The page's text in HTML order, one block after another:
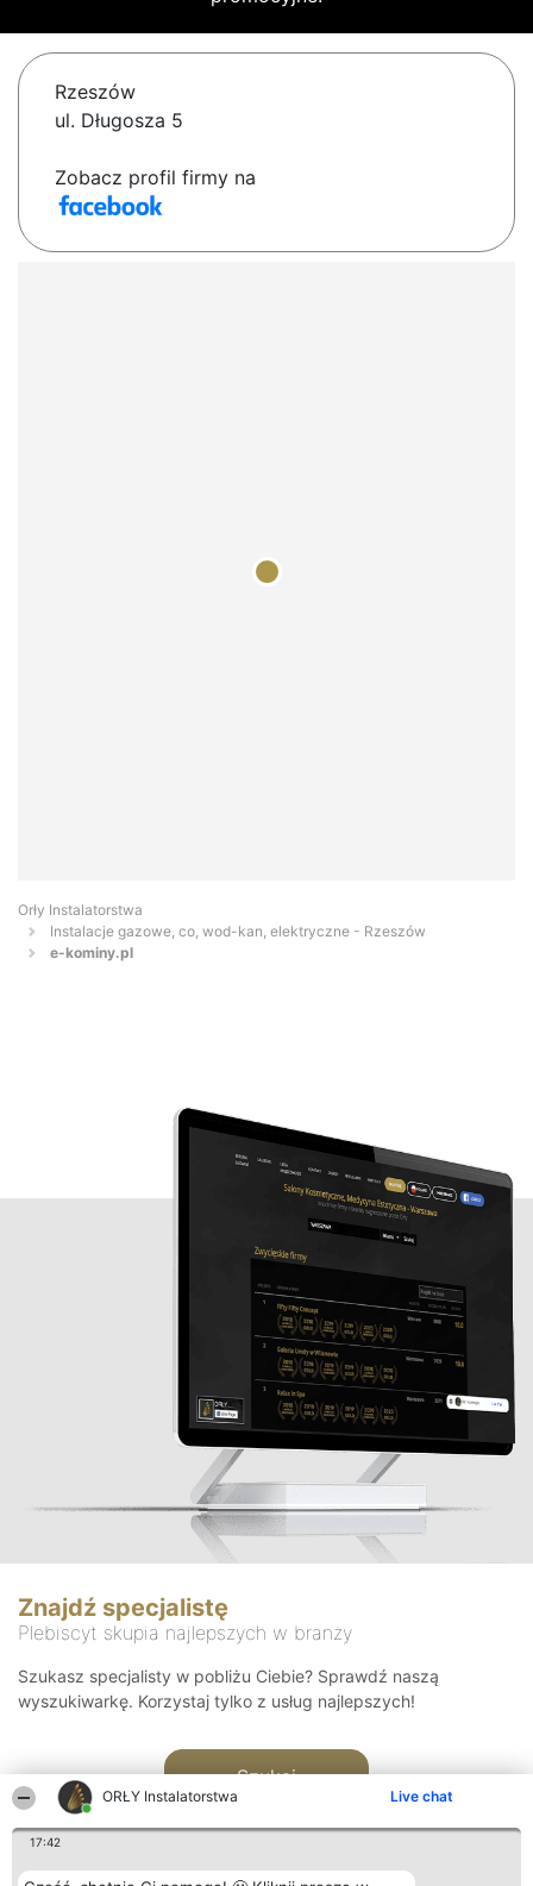
ORŁY Instalatorstwa Live chat
17:42
Rzeszów
ul. Długosza 5
Zobacz profil firmy na
Orły Instalatorstwa
Instalacje gazowe, co, wod-kan, elektryczne - Rzeszów
e-kominy.pl
Znajdź specjalistę
Plebiscyt skupia najlepszych w branży
Szukasz specjalisty w pobliżu Ciebie? Sprawdź naszą
wyszukiwarkę. Korzystaj tylko z usług najlepszych!
Szukaj